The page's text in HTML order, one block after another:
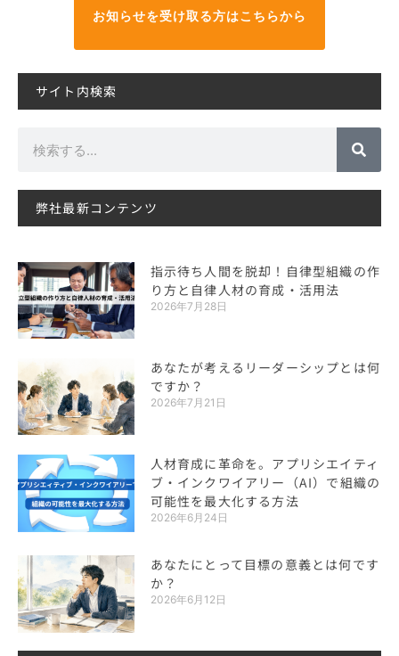
お知らせを受け取る方はこちらから
サイト内検索
弊社最新コンテンツ
指示待ち人間を脱却！自律型組織の作
り方と自律人材の育成・活用法
2026年7月28日
あなたが考えるリーダーシップとは何
ですか？
2026年7月21日
人材育成に革命を。アプリシエイティ
ブ・インクワイアリー（AI）で組織の
可能性を最大化する方法
2026年6月24日
あなたにとって目標の意義とは何です
か？
2026年6月12日